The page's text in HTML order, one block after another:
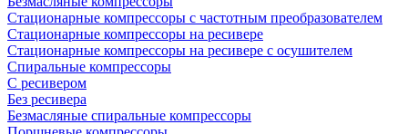
Стационарные компрессоры с частотным преобразователем
Стационарные компрессоры на ресивере
Стационарные компрессоры на ресивере с осушителем
Спиральные компрессоры
С ресивером
Без ресивера
Безмасляные спиральные компрессоры